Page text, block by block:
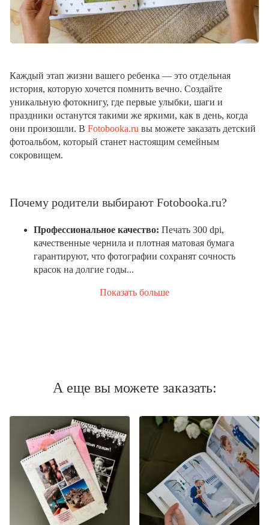
Каждый этап жизни вашего ребенка — это отдельная
история, которую хочется помнить вечно. Создайте
уникальную фотокнигу, где первые улыбки, шаги и
праздники останутся такими же яркими, как в день, когда
они произошли. В Fotobooka.ru вы можете заказать детский
фотоальбом, который станет настоящим семейным
сокровищем.
Почему родители выбирают Fotobooka.ru?
Профессиональное качество: Печать 300 dpi,
качественные чернила и плотная матовая бумага
гарантируют, что фотографии сохранят сочность
красок на долгие годы...
Показать больше
А еще вы можете заказать: